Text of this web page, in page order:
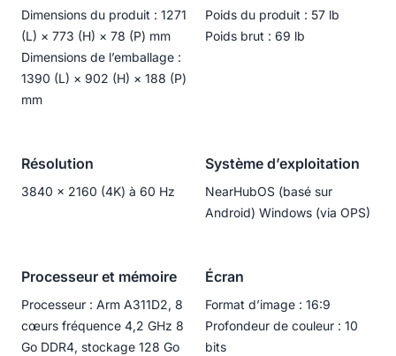
Dimensions du produit : 1271
(L) × 773 (H) × 78 (P) mm
Dimensions de l’emballage :
1390 (L) × 902 (H) × 188 (P)
mm
Poids du produit : 57 lb
Poids brut : 69 lb
Résolution
3840 × 2160 (4K) à 60 Hz
Système d’exploitation
NearHubOS (basé sur
Android) Windows (via OPS)
Processeur et mémoire
Processeur : Arm A311D2, 8
cœurs fréquence 4,2 GHz 8
Go DDR4, stockage 128 Go
Écran
Format d’image : 16:9
Profondeur de couleur : 10
bits